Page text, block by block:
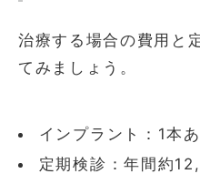
治療する場合の費用と
てみましょう。
インプラント：1本
定期検診：年間約